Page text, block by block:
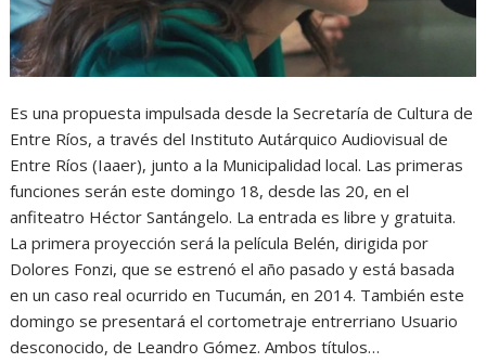
Es una propuesta impulsada desde la Secretaría de Cultura de
Entre Ríos, a través del Instituto Autárquico Audiovisual de
Entre Ríos (Iaaer), junto a la Municipalidad local. Las primeras
funciones serán este domingo 18, desde las 20, en el
anfiteatro Héctor Santángelo. La entrada es libre y gratuita.
La primera proyección será la película Belén, dirigida por
Dolores Fonzi, que se estrenó el año pasado y está basada
en un caso real ocurrido en Tucumán, en 2014. También este
domingo se presentará el cortometraje entrerriano Usuario
desconocido, de Leandro Gómez. Ambos títulos…